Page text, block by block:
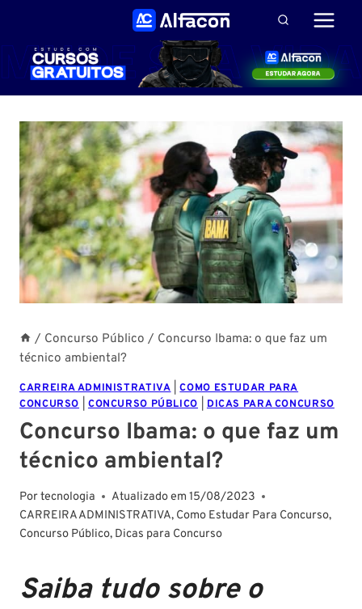
Conteúdo
/ Concurso Público / Concurso Ibama: o que faz um
técnico ambiental?
CARREIRA ADMINISTRATIVA|COMO ESTUDAR PARA
CONCURSO
CONCURSO PÚBLICO DICAS PARA CONCURSO
Concurso Ibama: o que faz um
técnico ambiental?
Portecnologia Atualizado em 15/08/2023
CARREIRA ADMINISTRATIVA, Como Estudar Para Concurso,
Concurso Público, Dicas para Concurso
Saiba tudo sobre o